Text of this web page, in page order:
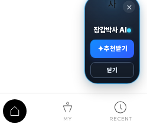
MY RECENT
×
장갑박사 AI
✦추천받기
닫기